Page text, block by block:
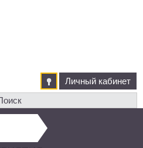
Личный кабинет